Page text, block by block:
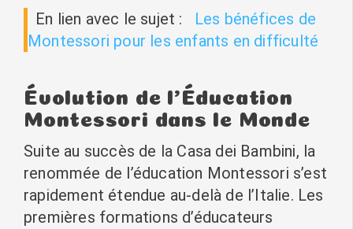
En lien avec le sujet :
Les bénéfices de
Montessori pour les enfants en difficulté
Évolution de l’Éducation
Montessori dans le Monde
Suite au succès de la Casa dei Bambini, la
renommée de l’éducation Montessori s’est
rapidement étendue au-delà de l’Italie. Les
premières formations d’éducateurs